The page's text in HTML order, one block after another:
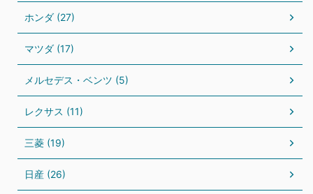
ホンダ (27)
マツダ (17)
メルセデス・ベンツ (5)
レクサス (11)
三菱 (19)
日産 (26)